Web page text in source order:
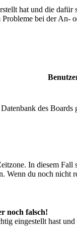
hat und die
bei der
des
In diesem
Wenn du noch nicht
noch falsch!
eingestellt hast